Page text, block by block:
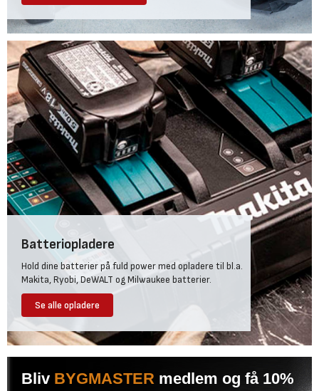
Batteriopladere
Hold dine batterier på fuld power med opladere til bl.a.
Makita, Ryobi, DeWALT og Milwaukee batterier.
Se alle opladere
Bliv BYGMASTER medlem og få 10%